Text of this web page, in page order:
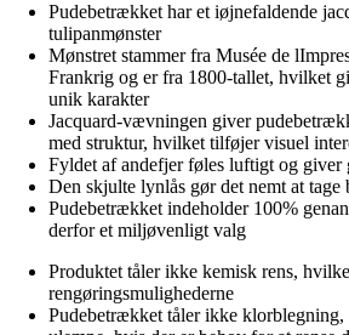
Pudebetrækket har et iøjnefaldende
tulipanmønster
Mønstret stammer fra Musée de
Frankrig og er fra 1800-tallet, hvilket
unik karakter
Jacquard-vævningen giver
med struktur, hvilket tilføjer visuel
Fyldet af andefjer føles luftigt og giver
Den skjulte lynlås gør det nemt at
Pudebetrækket indeholder 100%
derfor et miljøvenligt valg
Produktet tåler ikke kemisk rens,
rengøringsmulighederne
Pudebetrækket tåler ikke